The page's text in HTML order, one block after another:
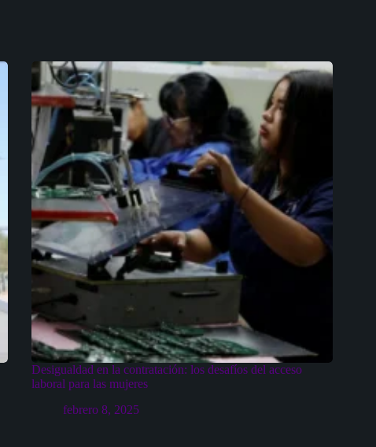
Desigualdad en la contratación: los desafíos del acceso
laboral para las mujeres
febrero 8, 2025